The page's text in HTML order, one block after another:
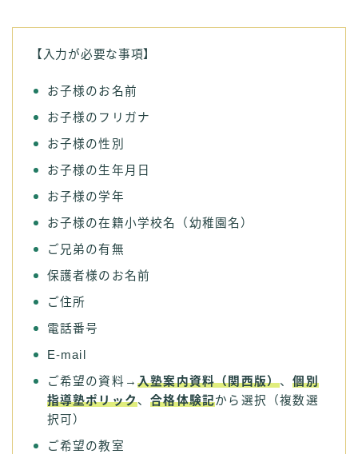
【入力が必要な事項】
お子様のお名前
お子様のフリガナ
お子様の性別
お子様の生年月日
お子様の学年
お子様の在籍小学校名（幼稚園名）
ご兄弟の有無
保護者様のお名前
ご住所
電話番号
E-mail
ご希望の資料→ 入塾案内資料（関西版）、個別
指導塾ポリック、合格体験記から選択（複数選
択可）
ご希望の教室